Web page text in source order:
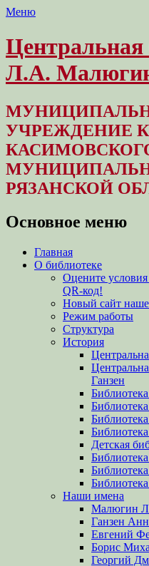
Меню
Центральная
Л.А.
УЧРЕЖДЕНИЕ
РЯЗАНСКОЙ
Основное меню
Перейти
содержимому
Главная
О библиотеке
Оцените условия
QR-код!
Новый сайт
Режим работы
Структура
История
Ганзен
Детская
Наши имена
Малюгин
Ганзен
Евгений
Борис
Георгий